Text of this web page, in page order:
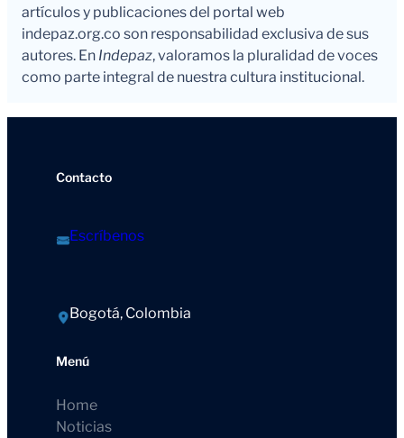
artículos y publicaciones del portal web
indepaz.org.co son responsabilidad exclusiva de sus
autores. En Indepaz, valoramos la pluralidad de voces
como parte integral de nuestra cultura institucional.
Contacto
Escríbenos
Bogotá, Colombia
Menú
Home
Noticias